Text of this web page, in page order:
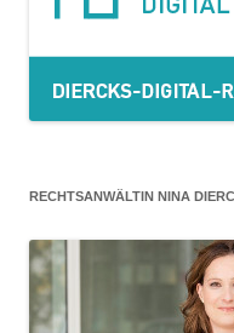
RECHTSANWÄLTIN NINA